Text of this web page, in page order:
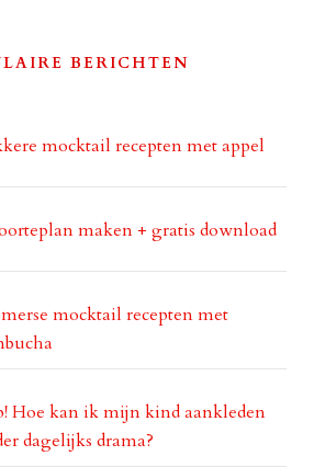
BERICHTEN
mocktail recepten met appel
maken + gratis download
mocktail recepten met
Hoe kan ik mijn kind aankleden
dagelijks drama?